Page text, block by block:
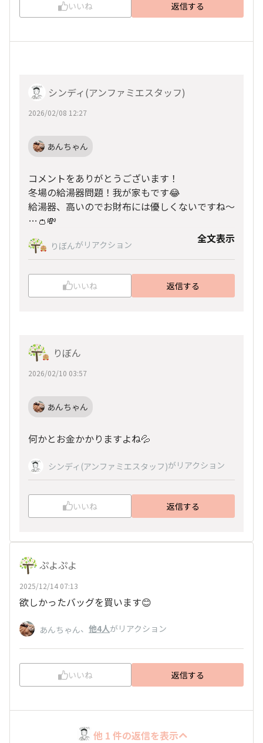
いいね 返信する
シンディ(アンファミエスタッフ)
2026/02/08 12:27
あんちゃん
コメントをありがとうございます！
冬場の給湯器問題！我が家もです😂
給湯器、高いのでお財布には優しくないですね〜
…👛💸
りぼんがリアクション 全文表示
いいね 返信する
りぼん
2026/02/10 03:57
あんちゃん
何かとお金かかりますよね💦
シンディ(アンファミエスタッフ)がリアクション
いいね 返信する
ぷよぷよ
2025/12/14 07:13
欲しかったバッグを買います😊
あんちゃん、 他4人がリアクション
いいね 返信する
他 1 件の返信を表示